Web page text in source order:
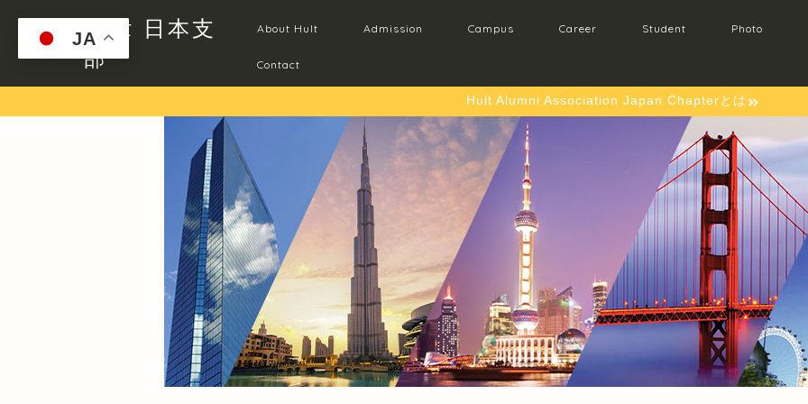
Hult 日本支
部
About Hult Admission Campus Career Student Photo
Contact
Hult Alumni Association Japan Chapterとは
JA